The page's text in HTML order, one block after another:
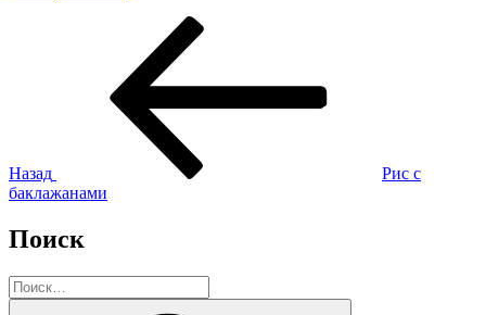
Назад
Рис с
баклажанами
Поиск
Искать: